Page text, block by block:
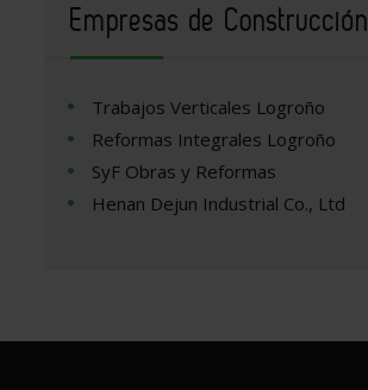
Empresas de Construcción
Trabajos Verticales Logroño
Reformas Integrales Logroño
SyF Obras y Reformas
Henan Dejun Industrial Co., Ltd